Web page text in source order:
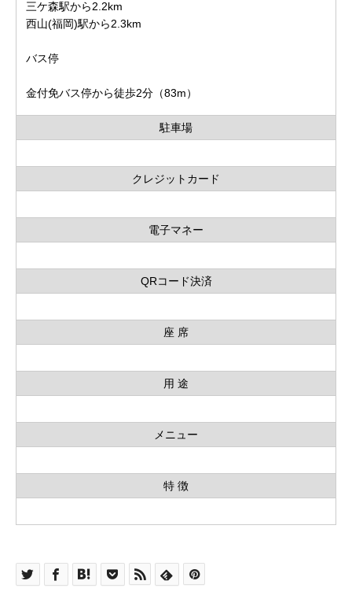
三ケ森駅から2.2km
西山(福岡)駅から2.3km
バス停
金付免バス停から徒歩2分（83m）
駐車場
クレジットカード
電子マネー
QRコード決済
座 席
用 途
メニュー
特 徴